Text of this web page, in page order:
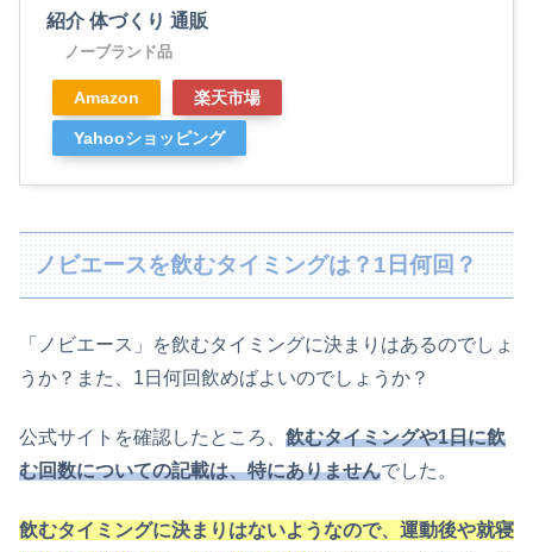
紹介 体づくり 通販
ノーブランド品
Amazon 楽天市場
Yahooショッピング
ノビエースを飲むタイミングは？1日何回？
「ノビエース」を飲むタイミングに決まりはあるのでしょ
うか？また、1日何回飲めばよいのでしょうか？
公式サイトを確認したところ、 飲むタイミングや1日に飲
む回数についての記載は、特にありませんでした。
飲むタイミングに決まりはないようなので、運動後や就寝